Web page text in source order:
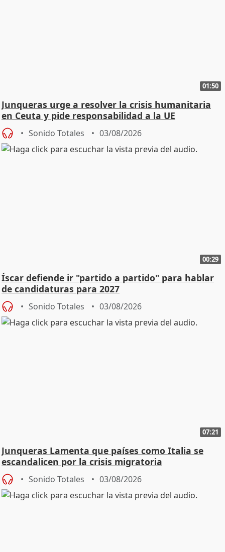
01:50
Junqueras urge a resolver la crisis humanitaria
en Ceuta y pide responsabilidad a la UE
Sonido Totales 03/08/2026
00:29
Íscar defiende ir "partido a partido" para hablar
de candidaturas para 2027
Sonido Totales 03/08/2026
07:21
Junqueras Lamenta que países como Italia se
escandalicen por la crisis migratoria
Sonido Totales 03/08/2026